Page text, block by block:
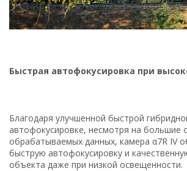
Быстрая автофокусировка при
Благодаря улучшенной быстрой
автофокусировке, несмотря на большие
обрабатываемых данных, камера α7R IV
быструю автофокусировку и
объекта даже при низкой освещенности.